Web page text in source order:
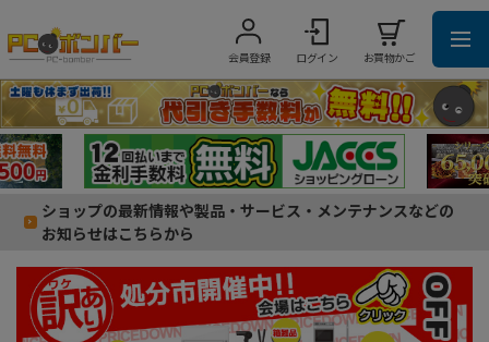
会員登録 ログイン お買物かご
ショップの最新情報や製品・サービス・メンテナンスなどの
お知らせはこちらから